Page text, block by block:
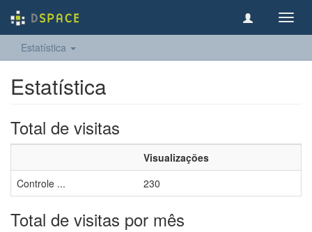
Estatística
Estatística
Total de visitas
Visualizações
Controle ...
230
Total de visitas por mês